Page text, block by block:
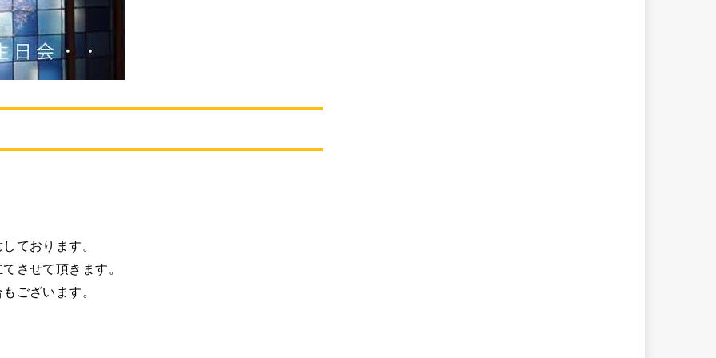
ております。
させて頂きます。
ございます。